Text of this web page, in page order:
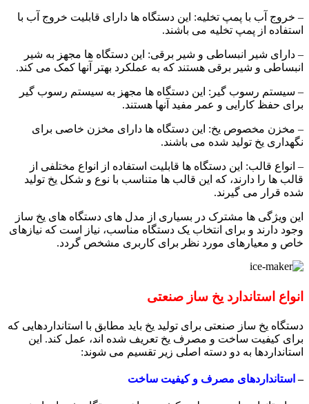
– خروج آب با پمپ تخلیه: این دستگاه ها دارای قابلیت خروج آب با
استفاده از پمپ تخلیه می باشند.
– دارای شیر انبساطی و شیر برقی: این دستگاه ها مجهز به شیر
انبساطی و شیر برقی هستند که به عملکرد بهتر آنها کمک می کند.
– سیستم رسوب گیر: این دستگاه ها مجهز به سیستم رسوب گیر
برای حفظ کارایی و عمر مفید آنها هستند.
– مخزن مخصوص یخ: این دستگاه ها دارای مخزن خاصی برای
نگهداری یخ تولید شده می باشند.
– انواع قالب: این دستگاه ها قابلیت استفاده از انواع مختلفی از
قالب ها را دارند، که این قالب ها متناسب با نوع و شکل یخ تولید
شده قرار می گیرند.
این ویژگی ها مشترک در بسیاری از مدل های دستگاه های یخ ساز
وجود دارند و برای انتخاب یک دستگاه مناسب، نیاز است که نیازهای
خاص و معیارهای مورد نظر برای کاربری مشخص گردد.
انواع استاندارد یخ ساز صنعتی
دستگاه یخ ساز صنعتی برای تولید یخ باید مطابق با استانداردهایی که
برای کیفیت ساخت و مصرف یخ تعریف شده اند، عمل کند. این
استانداردها به دو دسته اصلی زیر تقسیم می شوند:
– استانداردهای مصرف و کیفیت ساخت